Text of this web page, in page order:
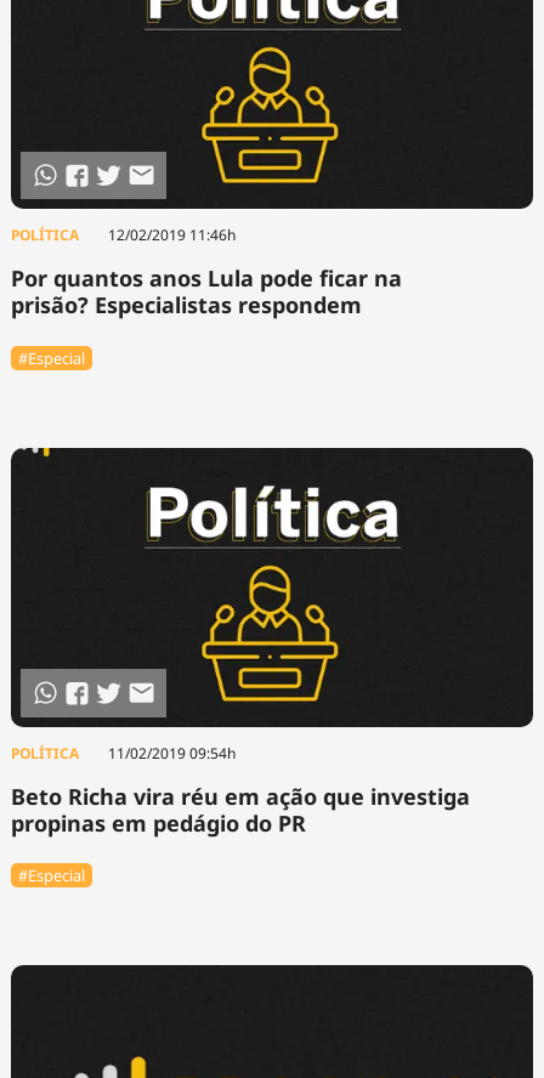
POLÍTICA 12/02/2019 11:46h
Por quantos anos Lula pode ficar na
prisão? Especialistas respondem
#Especial
POLÍTICA 11/02/2019 09:54h
Beto Richa vira réu em ação que investiga
propinas em pedágio do PR
#Especial